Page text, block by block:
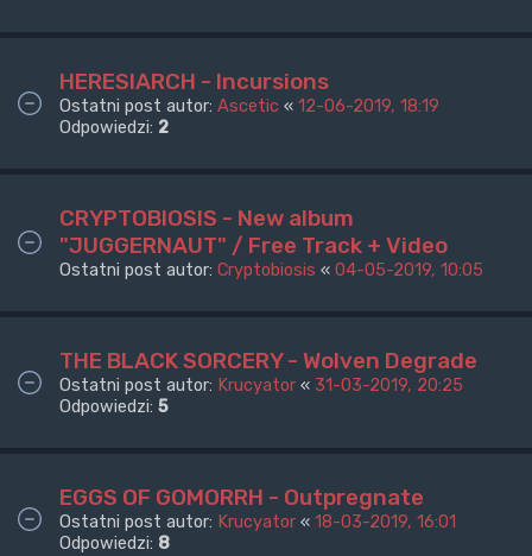
HERESIARCH - Incursions
Ostatni post autor: Ascetic « 12-06-2019, 18:19
Odpowiedzi: 2
CRYPTOBIOSIS - New album
"JUGGERNAUT" / Free Track + Video
Ostatni post autor: Cryptobiosis « 04-05-2019, 10:05
THE BLACK SORCERY - Wolven Degrade
Ostatni post autor: Krucyator « 31-03-2019, 20:25
Odpowiedzi: 5
EGGS OF GOMORRH - Outpregnate
Ostatni post autor: Krucyator « 18-03-2019, 16:01
Odpowiedzi: 8